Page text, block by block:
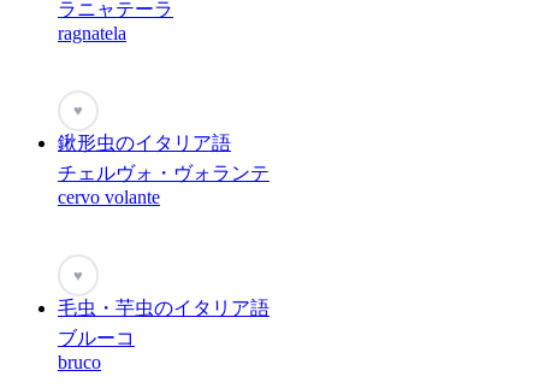
ラニャテーラ
ragnatela
♥
鍬形虫のイタリア語
チェルヴォ・ヴォランテ
cervo volante
♥
毛虫・芋虫のイタリア語
ブルーコ
bruco